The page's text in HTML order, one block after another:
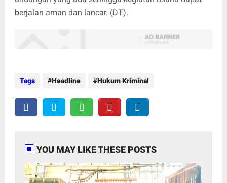
berjalan aman dan lancar. (DT).
Tags Headline Hukum Kriminal
YOU MAY LIKE THESE POSTS